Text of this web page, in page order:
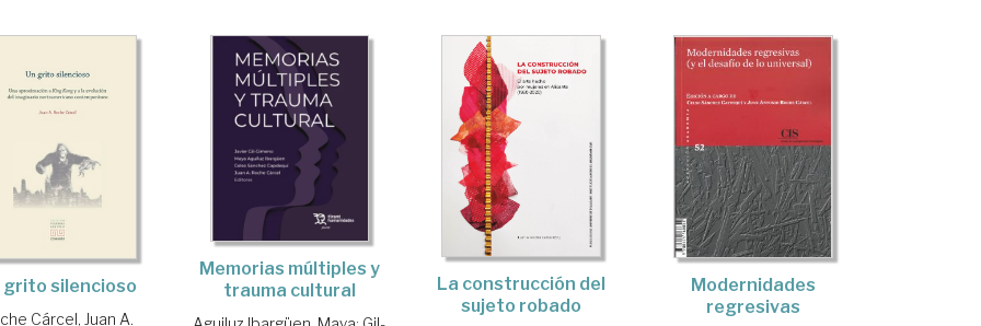
grito silencioso
Cárcel, Juan A.
Memorias múltiples y
trauma cultural
La construcción del
sujeto robado
Modernidades
regresivas